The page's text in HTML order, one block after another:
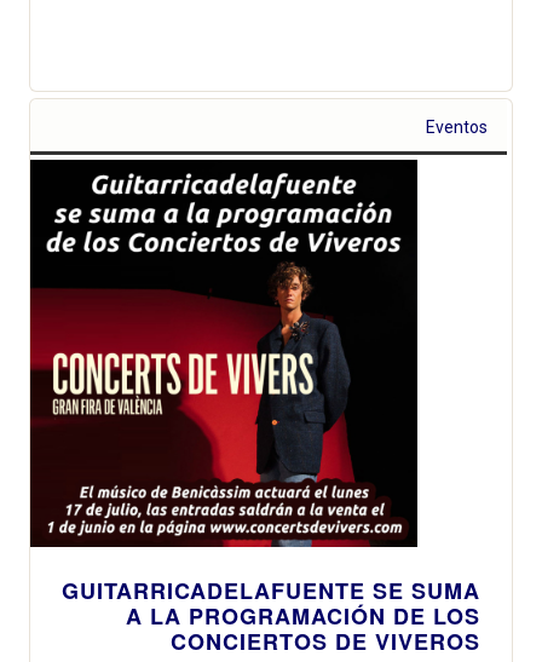
Eventos
GUITARRICADELAFUENTE SE SUMA
A LA PROGRAMACIÓN DE LOS
CONCIERTOS DE VIVEROS